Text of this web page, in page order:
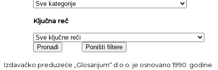
Ključna reč
Izdavačko preduzeće „Glosarijum“ d.o.o. je osnovano 1990. godine.